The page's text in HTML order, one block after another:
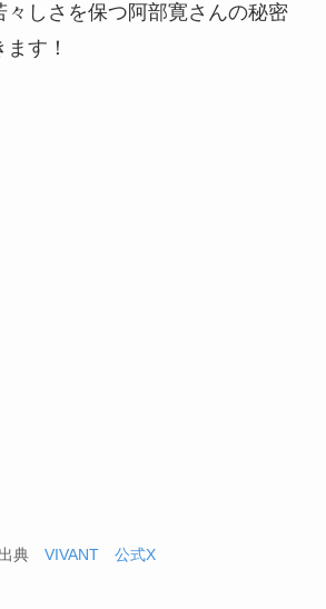
々しさを保つ阿部寛さんの秘密
す！
出典 VIVANT 公式X